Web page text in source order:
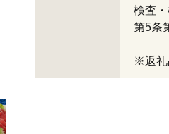
検査
第5条
※返礼